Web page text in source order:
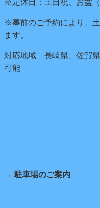
※定休日：土日祝、お盆
※事前のご予約により、
ます。
対応地域 長崎県、佐賀
可能
→ 駐車場のご案内